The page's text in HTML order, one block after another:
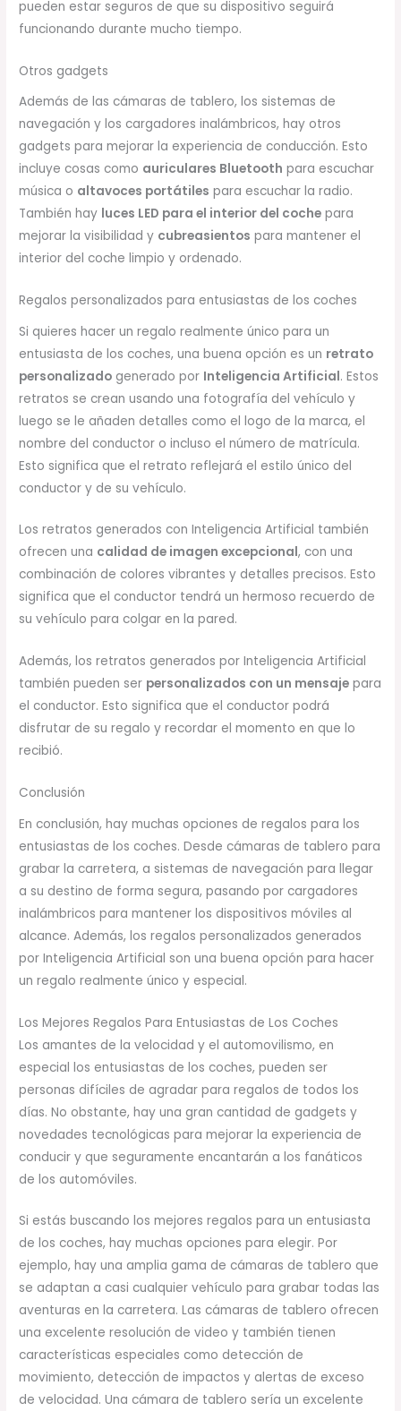
pueden estar seguros de que su dispositivo seguirá
funcionando durante mucho tiempo.
Otros gadgets
Además de las cámaras de tablero, los sistemas de
navegación y los cargadores inalámbricos, hay otros
gadgets para mejorar la experiencia de conducción. Esto
incluye cosas como auriculares Bluetooth para escuchar
música o altavoces portátiles para escuchar la radio.
También hay luces LED para el interior del coche para
mejorar la visibilidad y cubreasientos para mantener el
interior del coche limpio y ordenado.
Regalos personalizados para entusiastas de los coches
Si quieres hacer un regalo realmente único para un
entusiasta de los coches, una buena opción es un retrato
personalizado generado por Inteligencia Artificial. Estos
retratos se crean usando una fotografía del vehículo y
luego se le añaden detalles como el logo de la marca, el
nombre del conductor o incluso el número de matrícula.
Esto significa que el retrato reflejará el estilo único del
conductor y de su vehículo.
Los retratos generados con Inteligencia Artificial también
ofrecen una calidad de imagen excepcional, con una
combinación de colores vibrantes y detalles precisos. Esto
significa que el conductor tendrá un hermoso recuerdo de
su vehículo para colgar en la pared.
Además, los retratos generados por Inteligencia Artificial
también pueden ser personalizados con un mensaje para
el conductor. Esto significa que el conductor podrá
disfrutar de su regalo y recordar el momento en que lo
recibió.
Conclusión
En conclusión, hay muchas opciones de regalos para los
entusiastas de los coches. Desde cámaras de tablero para
grabar la carretera, a sistemas de navegación para llegar
a su destino de forma segura, pasando por cargadores
inalámbricos para mantener los dispositivos móviles al
alcance. Además, los regalos personalizados generados
por Inteligencia Artificial son una buena opción para hacer
un regalo realmente único y especial.
Los Mejores Regalos Para Entusiastas de Los Coches
Los amantes de la velocidad y el automovilismo, en
especial los entusiastas de los coches, pueden ser
personas difíciles de agradar para regalos de todos los
días. No obstante, hay una gran cantidad de gadgets y
novedades tecnológicas para mejorar la experiencia de
conducir y que seguramente encantarán a los fanáticos
de los automóviles.
Si estás buscando los mejores regalos para un entusiasta
de los coches, hay muchas opciones para elegir. Por
ejemplo, hay una amplia gama de cámaras de tablero que
se adaptan a casi cualquier vehículo para grabar todas las
aventuras en la carretera. Las cámaras de tablero ofrecen
una excelente resolución de video y también tienen
características especiales como detección de
movimiento, detección de impactos y alertas de exceso
de velocidad. Una cámara de tablero sería un excelente